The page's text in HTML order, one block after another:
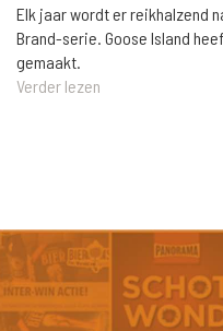
Elk jaar wordt er reikhalzend
Brand-serie. Goose Island
gemaakt.
Verder lezen